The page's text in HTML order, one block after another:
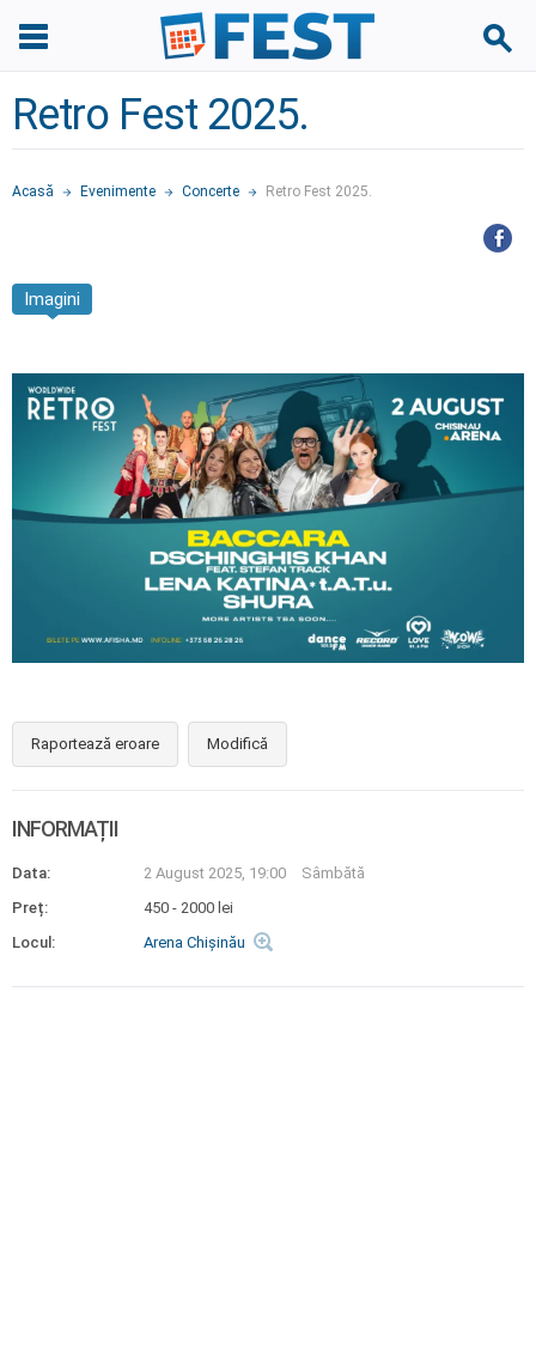
Retro Fest 2025.
Acasă Evenimente Concerte Retro Fest 2025.
Imagini
Raportează eroare Modifică
INFORMAȚII
Data: 2 August 2025, 19:00
Sâmbătă
Preț:
450 - 2000 lei
Locul:
Arena Chișinău